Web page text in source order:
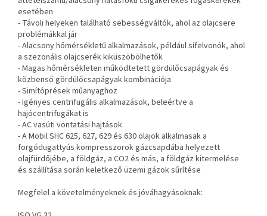
esetében
- Távoli helyeken található sebességváltók, ahol az olajcsere
problémákkal jár
- Alacsony hőmérsékletű alkalmazások, például sífelvonók, ahol
a szezonális olajcserék kiküszöbölhetők
- Magas hőmérsékleten működtetett gördülőcsapágyak és
közbenső gördülőcsapágyak kombinációja
- Simítóprések műanyaghoz
- Igényes centrifugális alkalmazások, beleértve a
hajócentrifugákat is
- AC vasúti vontatási hajtások
- A Mobil SHC 625, 627, 629 és 630 olajok alkalmasak a
forgódugattyús kompresszorok gázcsapdába helyezett
olajfürdőjébe, a földgáz, a CO2 és más, a földgáz kitermelése
és szállítása során keletkező üzemi gázok sűrítése
Megfelel a követelményeknek és jóváhagyásoknak: